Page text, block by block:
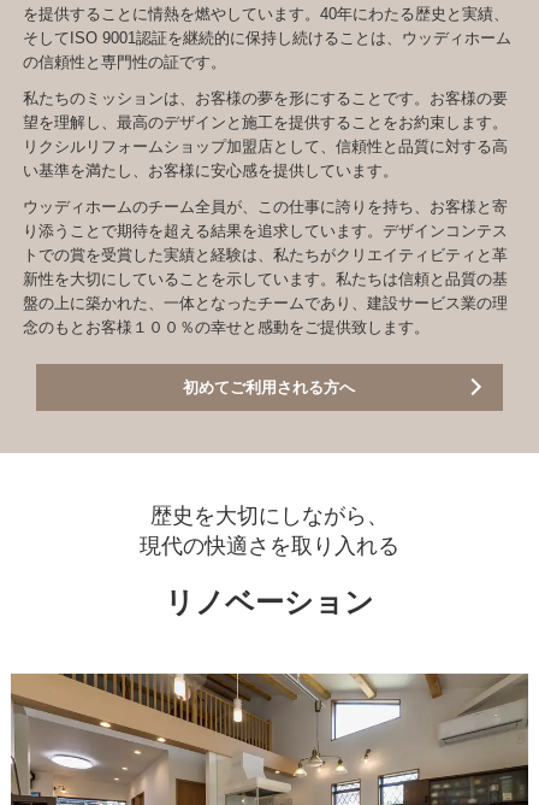
を提供することに情熱を燃やしています。40年にわたる歴史と実績、
そしてISO 9001認証を継続的に保持し続けることは、ウッディホーム
の信頼性と専門性の証です。
私たちのミッションは、お客様の夢を形にすることです。お客様の要
望を理解し、最高のデザインと施工を提供することをお約束します。
リクシルリフォームショップ加盟店として、信頼性と品質に対する高
い基準を満たし、お客様に安心感を提供しています。
ウッディホームのチーム全員が、この仕事に誇りを持ち、お客様と寄
り添うことで期待を超える結果を追求しています。デザインコンテス
トでの賞を受賞した実績と経験は、私たちがクリエイティビティと革
新性を大切にしていることを示しています。私たちは信頼と品質の基
盤の上に築かれた、一体となったチームであり、建設サービス業の理
念のもとお客様１００％の幸せと感動をご提供致します。
初めてご利用される方へ
歴史を大切にしながら、
現代の快適さを取り入れる
リノベーション